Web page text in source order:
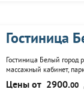
Гостиница
Гостиница Белый город
массажный кабинет,
зал, переговорная
организация экскурсий.
Цены от 2900.00